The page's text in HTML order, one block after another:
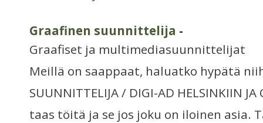
Graafinen suunnittelija -
Graafiset ja multimediasuunnittelijat
Meillä on saappaat, haluatko hypätä
SUUNNITTELIJA / DIGI-AD HELSINKIIN
taas töitä ja se jos joku on iloinen asia.